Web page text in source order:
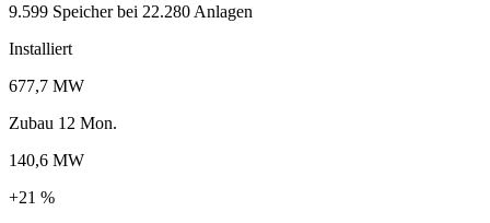
9.599 Speicher bei 22.280 Anlagen
Installiert
677,7 MW
Zubau 12 Mon.
140,6 MW
+21 %